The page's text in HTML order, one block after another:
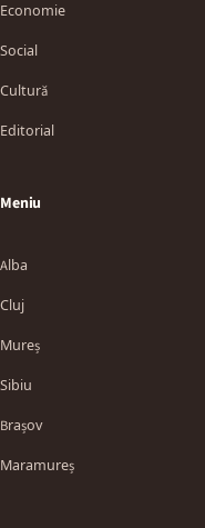
Economie
Social
Cultură
Editorial
Meniu
Alba
Cluj
Mureș
Sibiu
Brașov
Maramureș